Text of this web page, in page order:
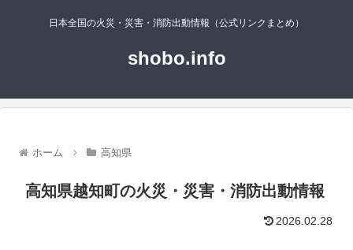
日本全国の火災・災害・消防出動情報（公式リンクまとめ）
shobo.info
ホーム 高知県
高知県越知町の火災・災害・消防出動情報
2026.02.28